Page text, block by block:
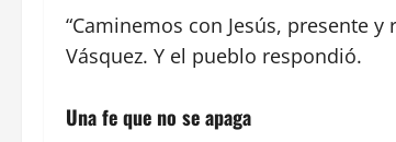
“Caminemos con Jesús, presente
Vásquez. Y el pueblo respondió.
Una fe que no se apaga